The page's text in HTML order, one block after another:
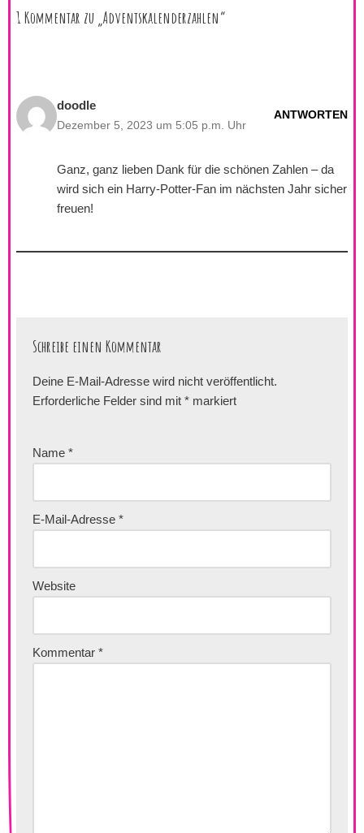
1 Kommentar zu „Adventskalenderzahlen“
doodle
Dezember 5, 2023 um 5:05 p.m. Uhr
ANTWORTEN
Ganz, ganz lieben Dank für die schönen Zahlen – da
wird sich ein Harry-Potter-Fan im nächsten Jahr sicher
freuen!
Schreibe einen Kommentar
Deine E-Mail-Adresse wird nicht veröffentlicht.
Erforderliche Felder sind mit * markiert
Name *
E-Mail-Adresse *
Website
Kommentar *